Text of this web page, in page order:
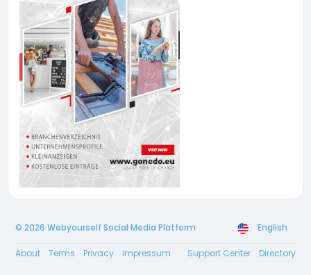
© 2026 Webyourself Social Media Platform English
About Terms Privacy Impressum Support Center Directory